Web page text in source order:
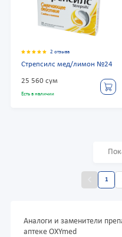
2 отзыва
Стрепсилс мед/лимон №24
25 560 сум
Есть в наличии
1
Аналоги и заменители
аптеке OXYmed